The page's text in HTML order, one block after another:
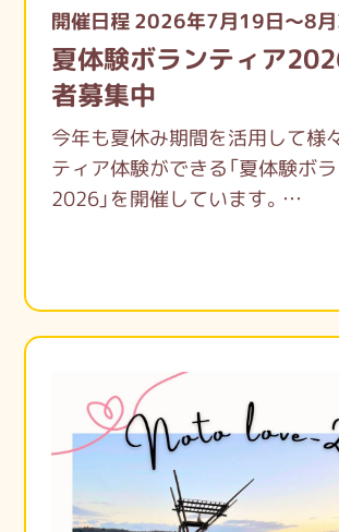
開催日程 2026年7月19日～8
夏体験ボランティア
者募集中
今年も夏休み期間を活用して様
ティア体験ができる「夏体験ボ
2026」を開催しています。
日頃できない体験や出会いをし